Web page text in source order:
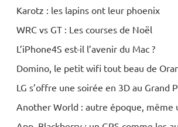
Karotz : les lapins ont leur phoenix
WRC vs GT : Les courses de Noël
L’iPhone4S est-il l’avenir du Mac ?
Domino, le petit wifi tout beau de
LG s’offre une soirée en 3D au Grand
Another World : autre époque, même